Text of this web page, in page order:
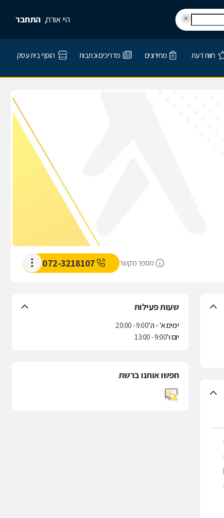
היי אורח, התחבר
חוות דעת מחירונים מדריכים וכתבות הוסף בית עסק
מספר מקשר 072-3218107
שעות פעילות
ימים א' - ה'9:00 - 20:00
יום ו'9:00 - 13:00
חפשו אותנו ברשת